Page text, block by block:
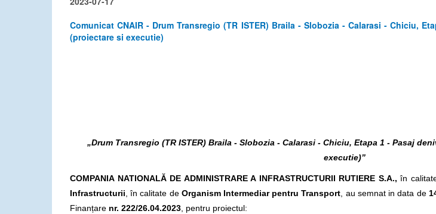
Comunicat CNAIR - Drum Transregio (TR ISTER) Braila - Slobozia - Calarasi - Chiciu,
(proiectare si executie)
„Drum Transregio (TR ISTER) Braila - Slobozia - Calarasi - Chiciu, Etapa 1 - Pasaj
executie)”
COMPANIA NATIONALĂ DE ADMINISTRARE A INFRASTRUCTURII RUTIERE S.A.,în
Infrastructurii , în calitate de Organism Intermediar pentru Transport , au semnat in data de
Finanțare nr. 222/26.04.2023 , pentru proiectul: